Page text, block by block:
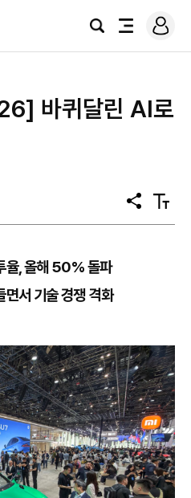
검
전
로
그
바퀴달린 AI로
공
유
텍
스
율, 올해 50% 돌파
면서 기술 경쟁 격화